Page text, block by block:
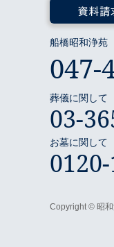
船橋昭和浄苑
047-
葬儀に関して
03-
お墓に関して
Copyright © 昭